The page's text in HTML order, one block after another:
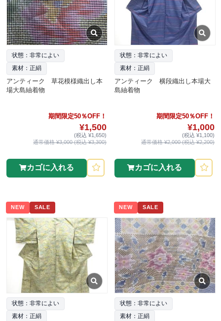
状態：非常によい
素材：正絹
アンティーク 草花模様織出し本
場大島紬着物
期間限定50％OFF！
¥1,500
(税込 ¥1,650)
通常価格 ¥3,000 (税込 ¥3,300)
カゴに入れる
状態：非常によい
素材：正絹
アンティーク 横段織出し本場大
島紬着物
期間限定50％OFF！
¥1,000
(税込 ¥1,100)
通常価格 ¥2,000 (税込 ¥2,200)
カゴに入れる
NEW SALE
状態：非常によい
素材：正絹
NEW SALE
状態：非常によい
素材：正絹